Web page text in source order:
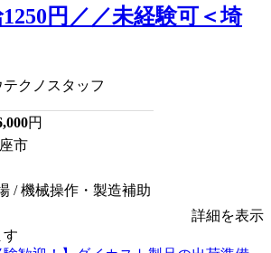
円／／未経験可＜埼
クノスタッフ
円
市
/ 機械操作・製造補助
詳細を表示
す